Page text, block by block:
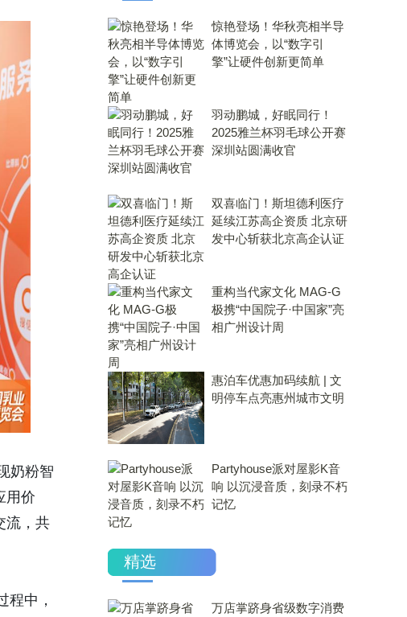
奶粉智
用价
流，共
程中，
惊艳登场！华秋亮相半导
体博览会，以“数字引
擎”让硬件创新更简单
羽动鹏城，好眠同行！
2025雅兰杯羽毛球公开赛
深圳站圆满收官
双喜临门！斯坦德利医疗
延续江苏高企资质 北京研
发中心斩获北京高企认证
重构当代家文化 MAG-G
极携“中国院子·中国家”亮
相广州设计周
惠泊车优惠加码续航 | 文
明停车点亮惠州城市文明
Partyhouse派对屋影K音
响 以沉浸音质，刻录不朽
记忆
精选
万店掌跻身省级数字消费